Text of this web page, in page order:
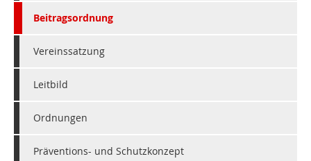
Beitragsordnung
Vereinssatzung
Leitbild
Ordnungen
Präventions- und Schutzkonzept